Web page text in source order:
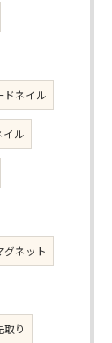
ドネイル
イル
グネット
取り